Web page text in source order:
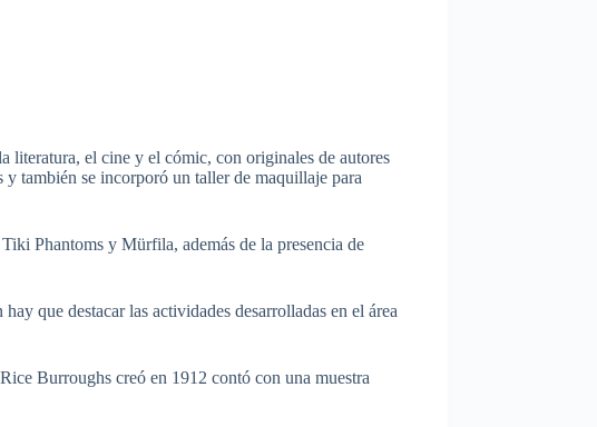
literatura, el cine y el cómic, con originales de autores
también se incorporó un taller de maquillaje para
Phantoms y Mürfila, además de la presencia de
que destacar las actividades desarrolladas en el área
Burroughs creó en 1912 contó con una muestra